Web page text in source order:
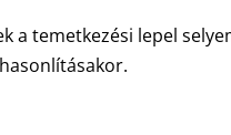
a temetkezési lepel